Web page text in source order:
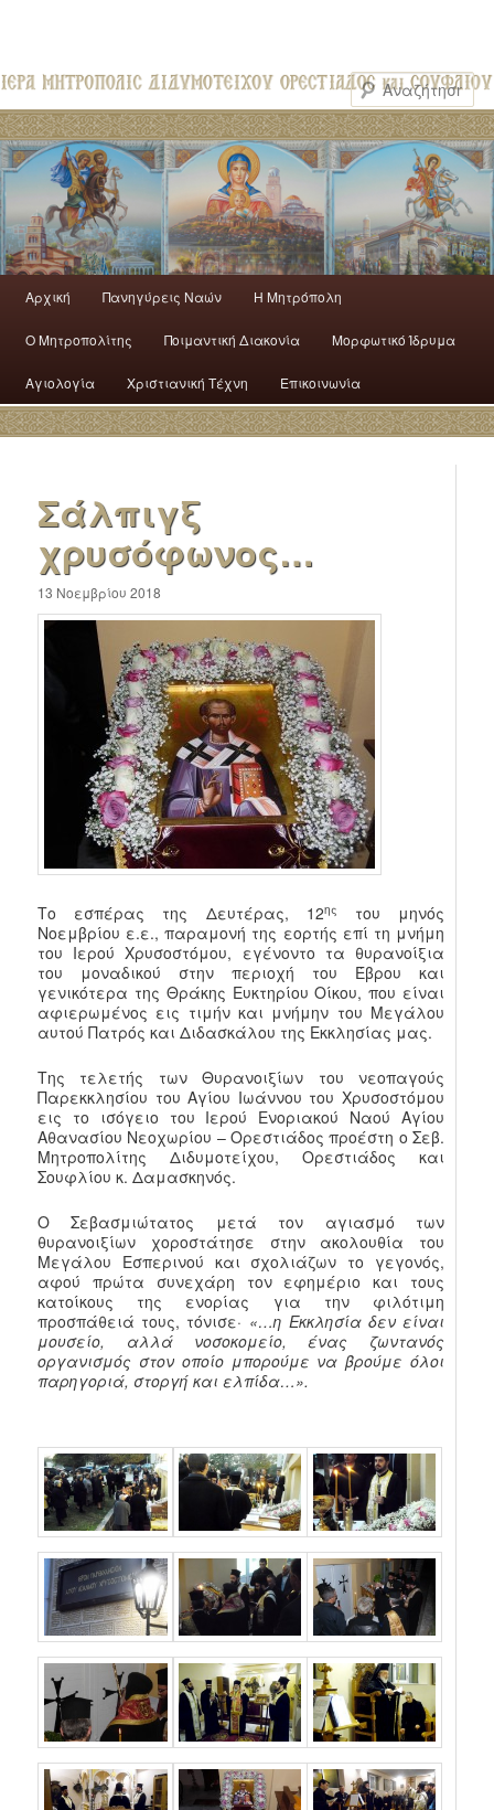
Αρχική Πανηγύρεις Ναών H Mητρόπολη
Ο Mητροπολίτης Ποιμαντική Διακονία Μορφωτικό Ίδρυμα
Αγιολογία Χριστιανική Τέχνη Επικοινωνία
Σάλπιγξ
χρυσόφωνος…
13 Νοεμβρίου 2018
Το εσπέρας της Δευτέρας, 12ης
του μηνός
Νοεμβρίου ε.ε., παραμονή της εορτής επί τη μνήμη
του Ιερού Χρυσοστόμου, εγένοντο τα θυρανοίξια
του μοναδικού στην περιοχή του Έβρου και
γενικότερα της Θράκης Ευκτηρίου Οίκου, που είναι
αφιερωμένος εις τιμήν και μνήμην του Μεγάλου
αυτού Πατρός και Διδασκάλου της Εκκλησίας μας.
Της τελετής των Θυρανοιξίων του νεοπαγούς
Παρεκκλησίου του Αγίου Ιωάννου του Χρυσοστόμου
εις το ισόγειο του Ιερού Ενοριακού Ναού Αγίου
Αθανασίου Νεοχωρίου – Ορεστιάδος προέστη ο Σεβ.
Μητροπολίτης Διδυμοτείχου, Ορεστιάδος και
Σουφλίου κ. Δαμασκηνός.
Ο Σεβασμιώτατος μετά τον αγιασμό των
θυρανοιξίων χοροστάτησε στην ακολουθία του
Μεγάλου Εσπερινού και σχολιάζων το γεγονός,
αφού πρώτα συνεχάρη τον εφημέριο και τους
κατοίκους της ενορίας για την φιλότιμη
προσπάθειά τους, τόνισε· «…η Εκκλησία δεν είναι
μουσείο, αλλά νοσοκομείο, ένας ζωντανός
οργανισμός στον οποίο μπορούμε να βρούμε όλοι
παρηγοριά, στοργή και ελπίδα…».